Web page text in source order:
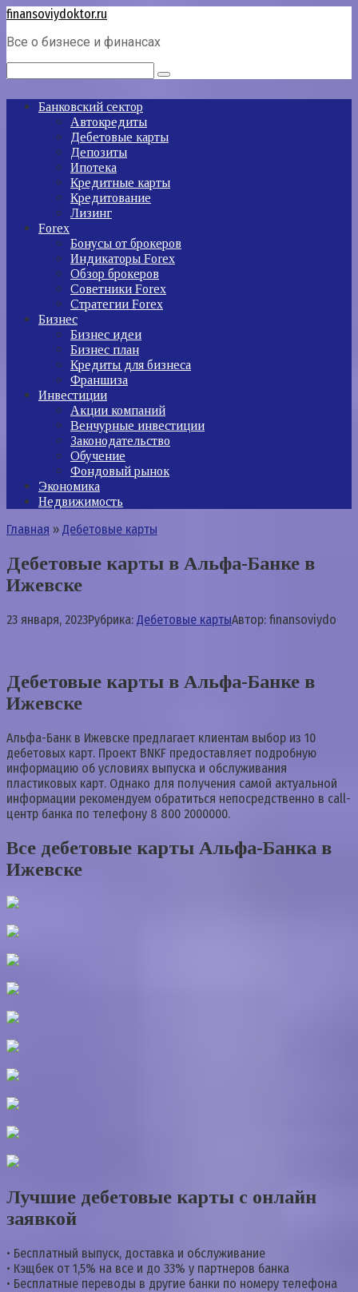
Перейти
контенту
finansoviydoktor.ru
Все о бизнесе и финансах
Банковский сектор
Автокредиты
Дебетовые карты
Депозиты
Ипотека
Кредитные карты
Кредитование
Лизинг
Forex
Бонусы от брокеров
Индикаторы Forex
Обзор брокеров
Советники Forex
Стратегии Forex
Бизнес
Бизнес идеи
Бизнес план
Кредиты для бизнеса
Франшиза
Инвестиции
Акции компаний
Венчурные инвестиции
Законодательство
Обучение
Фондовый рынок
Экономика
Недвижимость
Главная » Дебетовые карты
Дебетовые карты в Альфа-Банке в
Ижевске
23 января, 2023Рубрика: Дебетовые картыАвтор: finansoviydo
Дебетовые карты в Альфа-Банке в
Ижевске
Альфа-Банк в Ижевске предлагает клиентам выбор из 10
дебетовых карт. Проект BNKF предоставляет подробную
информацию об условиях выпуска и обслуживания
пластиковых карт. Однако для получения самой актуальной
информации рекомендуем обратиться непосредственно в call-
центр банка по телефону 8 800 2000000.
Все дебетовые карты Альфа-Банка в
Ижевске
Лучшие дебетовые карты с онлайн
заявкой
• Бесплатный выпуск, доставка и обслуживание
• Кэщбек от 1,5% на все и до 33% у партнеров банка
• Бесплатные переводы в другие банки по номеру телефона